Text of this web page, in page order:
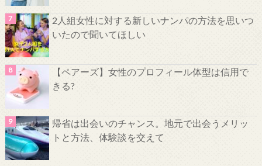
2人組女性に対する新しいナンパの方法を思いつ
いたので聞いてほしい
【ペアーズ】女性のプロフィール体型は信用で
きる?
帰省は出会いのチャンス。地元で出会うメリッ
トと方法、体験談を交えて